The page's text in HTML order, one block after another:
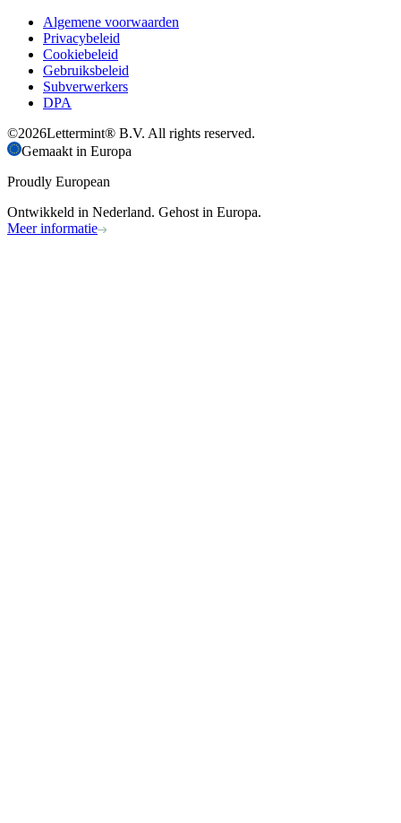
Algemene voorwaarden
Privacybeleid
Cookiebeleid
Gebruiksbeleid
Subverwerkers
DPA
©2026Lettermint® B.V. All rights reserved.
Gemaakt in Europa
Proudly European
Ontwikkeld in Nederland. Gehost in Europa.
Meer informatie